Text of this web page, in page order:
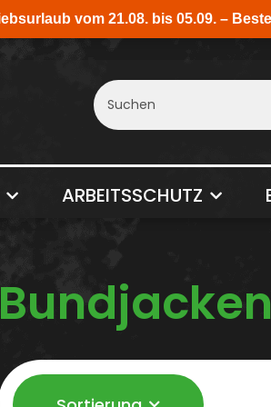
ARBEITSSCHUTZ
Bundjacken